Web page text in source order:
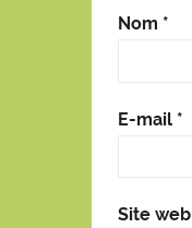
Nom *
E-mail *
Site web